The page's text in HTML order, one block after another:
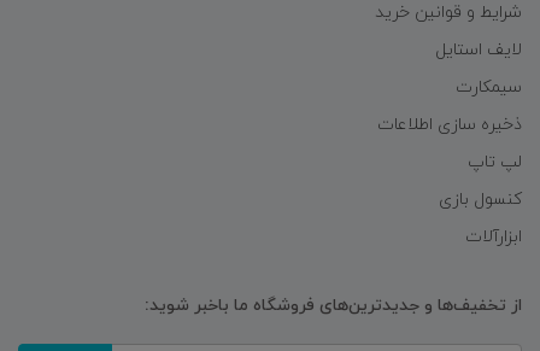
شرایط و قوانین خرید
لایف استایل
سیمکارت
ذخیره سازی اطلاعات
لپ تاپ
کنسول بازی
ابزارآلات
از تخفیف‌ها و جدیدترین‌های فروشگاه ما باخبر شوید: